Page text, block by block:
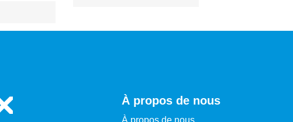
À propos de nous
À propos de nous